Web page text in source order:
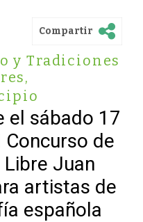
Compartir
y Tradiciones
,
el sábado 17
Concurso de
Juan
artistas de
española